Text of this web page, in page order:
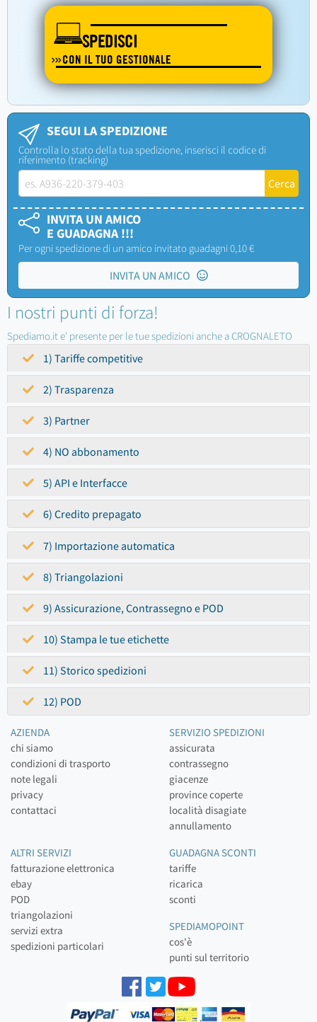
SPEDISCI
CON IL TUO GESTIONALE
SEGUI LA SPEDIZIONE
Controlla lo stato della tua spedizione, inserisci il codice di
riferimento (tracking)
INVITA UN AMICO
E GUADAGNA !!!
Per ogni spedizione di un amico invitato guadagni 0,10 €
INVITA UN AMICO
I nostri punti di forza!
Spediamo.it e' presente per le tue spedizioni anche a CROGNALETO
1) Tariffe competitive
2) Trasparenza
3) Partner
4) NO abbonamento
5) API e Interfacce
6) Credito prepagato
7) Importazione automatica
8) Triangolazioni
9) Assicurazione, Contrassegno e POD
10) Stampa le tue etichette
11) Storico spedizioni
12) POD
AZIENDA
chi siamo
condizioni di trasporto
note legali
privacy
contattaci
SERVIZIO SPEDIZIONI
assicurata
contrassegno
giacenze
province coperte
località disagiate
annullamento
ALTRI SERVIZI
fatturazione elettronica
ebay
POD
triangolazioni
servizi extra
spedizioni particolari
GUADAGNA SCONTI
tariffe
ricarica
sconti
SPEDIAMOPOINT
cos'è
punti sul territorio